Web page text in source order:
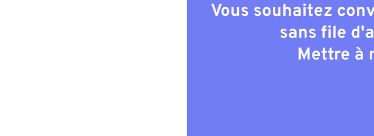
Vous souhaitez
sans file
Mettre à